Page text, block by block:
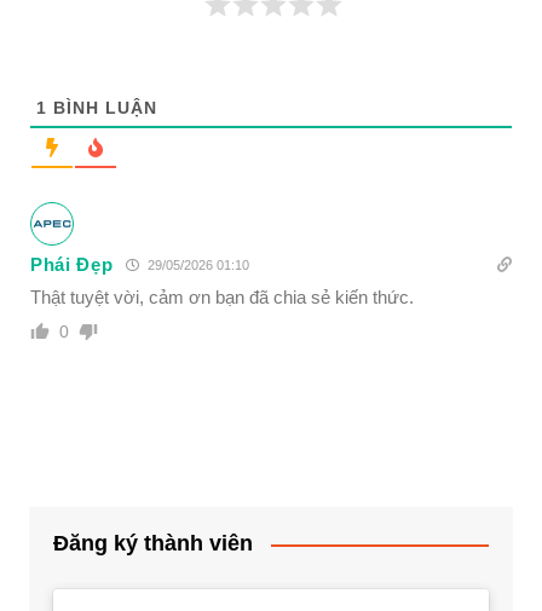
1 BÌNH LUẬN
Phái Đẹp 29/05/2026 01:10
Thật tuyệt vời, cảm ơn bạn đã chia sẻ kiến thức.
0
Đăng ký thành viên